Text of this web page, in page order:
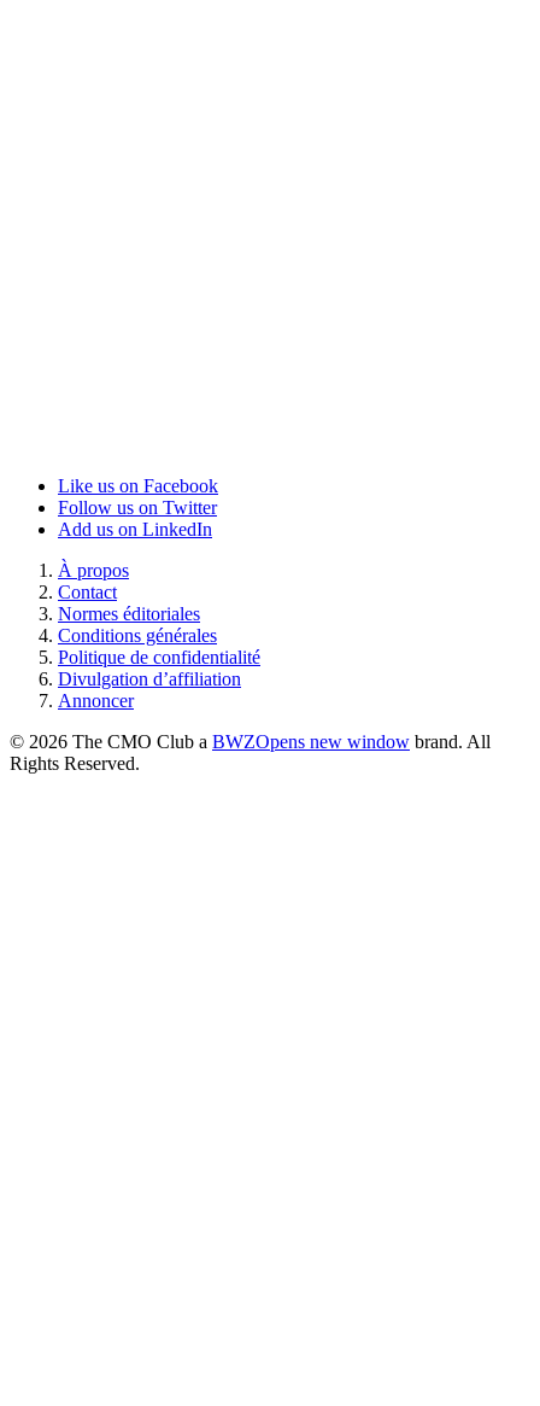
Like us on Facebook
Follow us on Twitter
Add us on LinkedIn
À propos
Contact
Normes éditoriales
Conditions générales
Politique de confidentialité
Divulgation d’affiliation
Annoncer
© 2026 The CMO Club a BWZOpens new window brand. All
Rights Reserved.